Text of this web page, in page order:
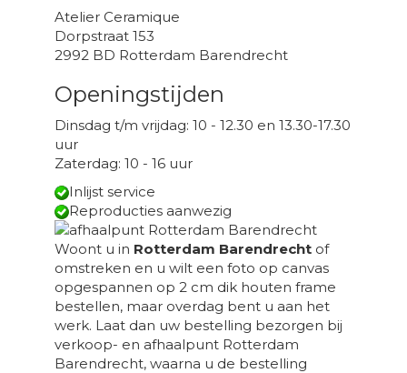
Atelier Ceramique
Dorpstraat 153
2992 BD Rotterdam Barendrecht
Openingstijden
Dinsdag t/m vrijdag: 10 - 12.30 en 13.30-17.30
uur
Zaterdag: 10 - 16 uur
Inlijst service
Reproducties aanwezig
Woont u in Rotterdam Barendrecht of
omstreken en u wilt een foto op canvas
opgespannen op 2 cm dik houten frame
bestellen, maar overdag bent u aan het
werk. Laat dan uw bestelling bezorgen bij
verkoop- en afhaalpunt Rotterdam
Barendrecht, waarna u de bestelling